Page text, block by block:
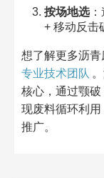
按场地选：
+ 移动反击
想了解更多沥
专业技术团队
核心，通过颚
现废料循环利
推广。